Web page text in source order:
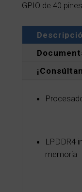
GPIO de 40 pines
LPDDR4
memoria